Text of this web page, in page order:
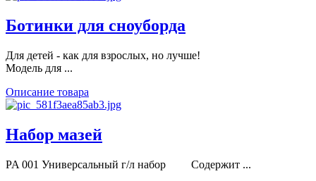
Ботинки для сноуборда
Для детей - как для взрослых, но лучше!
Модель для ...
Описание товара
Набор мазей
PA 001 Универсальный г/л набор Содержит ...